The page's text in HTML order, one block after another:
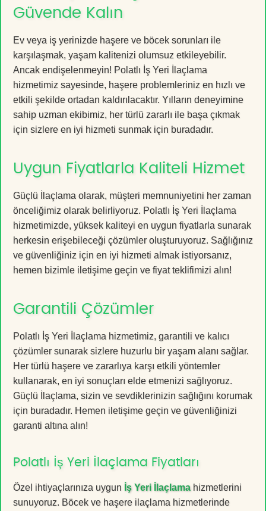
Güvende Kalın
Ev veya iş yerinizde haşere ve böcek sorunları ile
karşılaşmak, yaşam kalitenizi olumsuz etkileyebilir.
Ancak endişelenmeyin! Polatlı İş Yeri İlaçlama
hizmetimiz sayesinde, haşere problemleriniz en hızlı ve
etkili şekilde ortadan kaldırılacaktır. Yılların deneyimine
sahip uzman ekibimiz, her türlü zararlı ile başa çıkmak
için sizlere en iyi hizmeti sunmak için buradadır.
Uygun Fiyatlarla Kaliteli Hizmet
Güçlü İlaçlama olarak, müşteri memnuniyetini her zaman
önceliğimiz olarak belirliyoruz. Polatlı İş Yeri İlaçlama
hizmetimizde, yüksek kaliteyi en uygun fiyatlarla sunarak
herkesin erişebileceği çözümler oluşturuyoruz. Sağlığınız
ve güvenliğiniz için en iyi hizmeti almak istiyorsanız,
hemen bizimle iletişime geçin ve fiyat teklifimizi alın!
Garantili Çözümler
Polatlı İş Yeri İlaçlama hizmetimiz, garantili ve kalıcı
çözümler sunarak sizlere huzurlu bir yaşam alanı sağlar.
Her türlü haşere ve zararlıya karşı etkili yöntemler
kullanarak, en iyi sonuçları elde etmenizi sağlıyoruz.
Güçlü İlaçlama, sizin ve sevdiklerinizin sağlığını korumak
için buradadır. Hemen iletişime geçin ve güvenliğinizi
garanti altına alın!
Polatlı İş Yeri İlaçlama Fiyatları
Özel ihtiyaçlarınıza uygun İş Yeri İlaçlamahizmetlerini
sunuyoruz. Böcek ve haşere ilaçlama hizmetlerinde